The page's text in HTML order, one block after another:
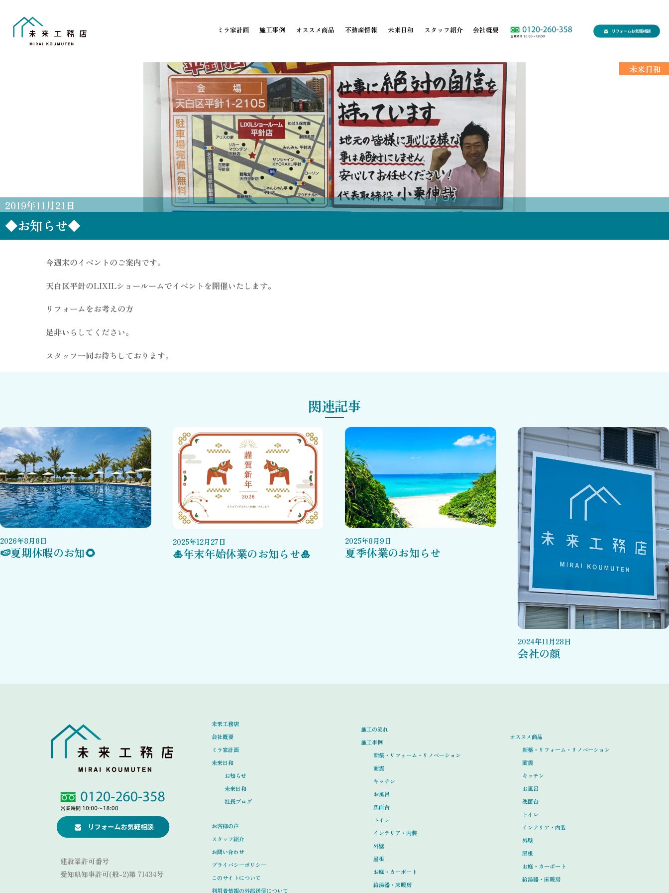
ミラ家計画 施工事例 オススメ商品 不動産情報 未来日和 スタッフ紹介 会社概要
未来日和
2019年11月21日
◆お知らせ◆
今週末のイベントのご案内です。
天白区平針のLIXILショールームでイベントを開催いたします。
リフォームをお考えの方
是非いらしてください。
スタッフ一同お待ちしております。
関連記事
2026年8月8日
🍉夏期休暇のお知🌻
2025年12月27日
🎍年末年始休業のお知らせ🎍
2025年8月9日
夏季休業のお知らせ
2024年11月28日
会社の顔
Link
Link
建設業許可番号
愛知県知事許可(般-2)第 71434号
未来工務店
会社概要
ミラ家計画
未来日和
お知らせ
未来日和
社長ブログ
お客様の声
スタッフ紹介
お問い合わせ
プライバシーポリシー
このサイトについて
利用者情報の外部送信について
施工の流れ
施工事例
新築・リフォーム・リノベーション
耐震
キッチン
お風呂
洗面台
トイレ
インテリア・内装
外壁
屋根
お庭・カーポート
給湯器・床暖房
オススメ商品
新築・リフォーム・リノベーション
耐震
キッチン
お風呂
洗面台
トイレ
インテリア・内装
外壁
屋根
お庭・カーポート
給湯器・床暖房